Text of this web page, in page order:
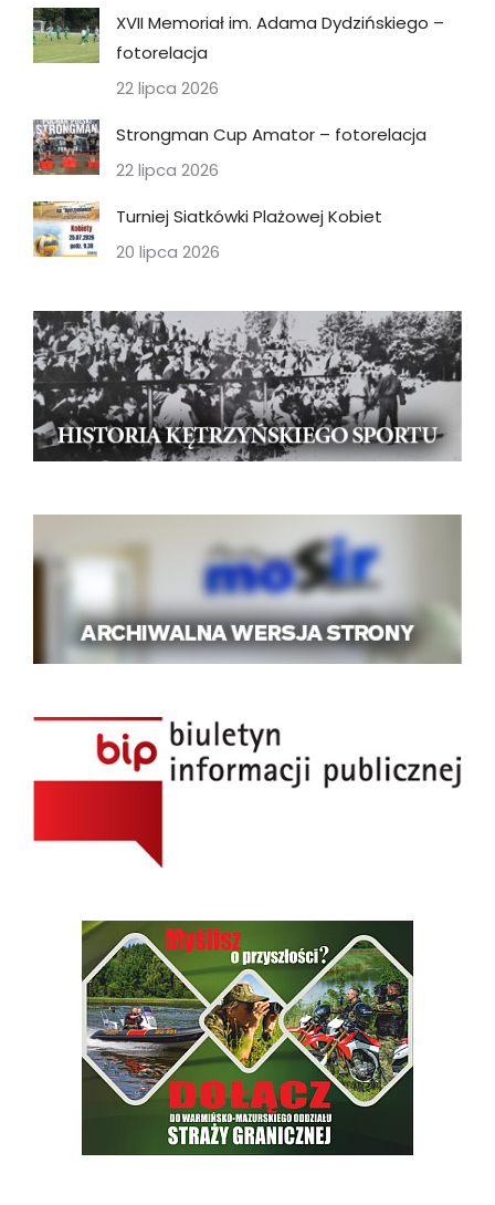
XVII Memoriał im. Adama Dydzińskiego –
fotorelacja
22 lipca 2026
Strongman Cup Amator – fotorelacja
22 lipca 2026
Turniej Siatkówki Plażowej Kobiet
20 lipca 2026